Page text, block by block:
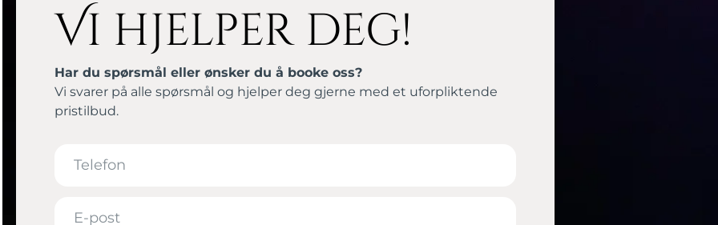
Vi hjelper deg!
Har du spørsmål eller ønsker du å booke oss?
Vi svarer på alle spørsmål og hjelper deg gjerne med et uforpliktende
pristilbud.